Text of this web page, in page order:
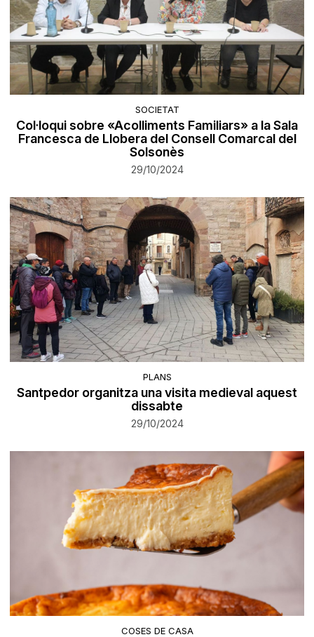
SOCIETAT
Col·loqui sobre «Acolliments Familiars» a la Sala
Francesca de Llobera del Consell Comarcal del
Solsonès
29/10/2024
PLANS
Santpedor organitza una visita medieval aquest
dissabte
29/10/2024
COSES DE CASA